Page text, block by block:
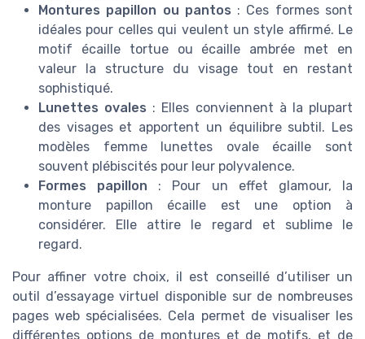
Montures papillon ou pantos : Ces formes sont
idéales pour celles qui veulent un style affirmé. Le
motif écaille tortue ou écaille ambrée met en
valeur la structure du visage tout en restant
sophistiqué.
Lunettes ovales : Elles conviennent à la plupart
des visages et apportent un équilibre subtil. Les
modèles femme lunettes ovale écaille sont
souvent plébiscités pour leur polyvalence.
Formes papillon : Pour un effet glamour, la
monture papillon écaille est une option à
considérer. Elle attire le regard et sublime le
regard.
Pour affiner votre choix, il est conseillé d’utiliser un
outil d’essayage virtuel disponible sur de nombreuses
pages web spécialisées. Cela permet de visualiser les
différentes options de montures et de motifs, et de